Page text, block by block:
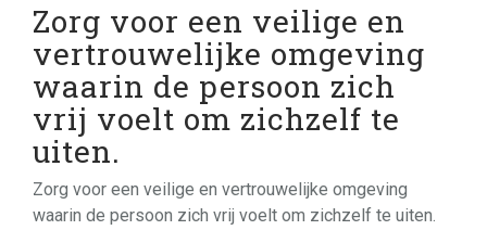
Zorg voor een veilige en
vertrouwelijke omgeving
waarin de persoon zich
vrij voelt om zichzelf te
uiten.
Zorg voor een veilige en vertrouwelijke omgeving
waarin de persoon zich vrij voelt om zichzelf te uiten.